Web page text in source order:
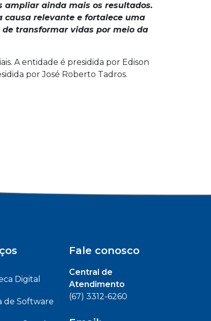
ampliar ainda mais os resultados.
causa relevante e fortalece uma
transformar vidas por meio da
A entidade é presidida por Edison
por José Roberto Tadros.
Digital
de Software
Fale conosco
Central de
Atendimento
(67) 3312-6260